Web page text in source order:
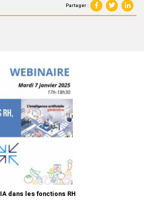
Partager :
dans les fonctions RH